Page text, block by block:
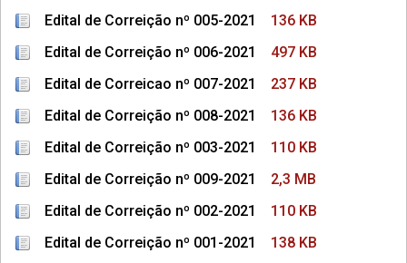
Edital de Correição nº 005-2021
136 KB
Edital de Correição nº 006-2021
497 KB
Edital de Correicao nº 007-2021
237 KB
Edital de Correição nº 008-2021
136 KB
Edital de Correição nº 003-2021
110 KB
Edital de Correição nº 009-2021
2,3 MB
Edital de Correição nº 002-2021
110 KB
Edital de Correição nº 001-2021
138 KB